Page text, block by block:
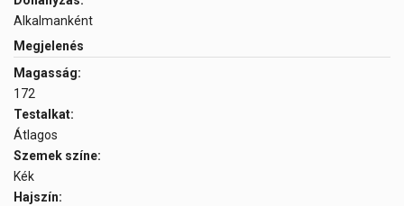
Alkalmanként
Megjelenés
Magasság:
172
Testalkat:
Átlagos
Szemek színe:
Kék
Hajszín: